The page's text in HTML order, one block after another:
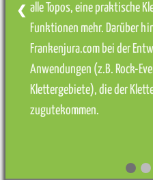
alle Topos, eine praktische
Funktionen mehr. Darüber
Frankenjura.com bei der
Anwendungen (z.B. Rock-
Klettergebiete), die der
zugutekommen.
❮